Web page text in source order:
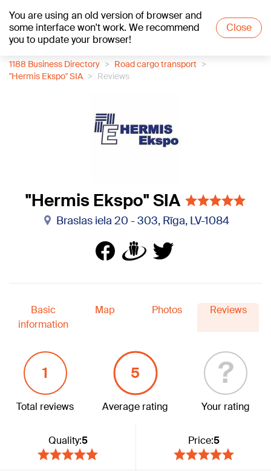
You are using an old version of browser and
some interface won't work. We recommend
you to update your browser!
Close
+24°C
1188 Business Directory
Road cargo transport
"Hermis Ekspo" SIA
Reviews
"Hermis Ekspo" SIA
Braslas iela 20 - 303, Rīga, LV-1084
Basic
information
Map Photos Reviews
1
Total reviews
5
Average rating
?
Your rating
Quality:5 Price:5